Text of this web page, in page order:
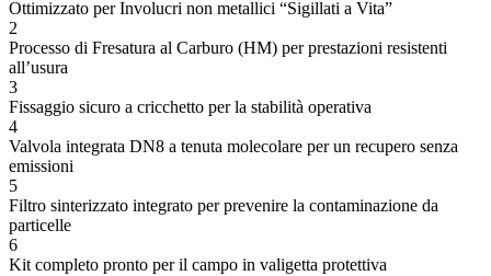
Ottimizzato per Involucri non metallici “Sigillati a Vita”
2
Processo di Fresatura al Carburo (HM) per prestazioni resistenti
all’usura
3
Fissaggio sicuro a cricchetto per la stabilità operativa
4
Valvola integrata DN8 a tenuta molecolare per un recupero senza
emissioni
5
Filtro sinterizzato integrato per prevenire la contaminazione da
particelle
6
Kit completo pronto per il campo in valigetta protettiva